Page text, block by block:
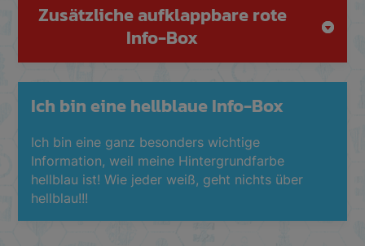
Zusätzliche aufklappbare rote
Info-Box
Ich bin eine hellblaue Info-Box
Ich bin eine ganz besonders wichtige
Information, weil meine Hintergrundfarbe
hellblau ist! Wie jeder weiß, geht nichts über
hellblau!!!